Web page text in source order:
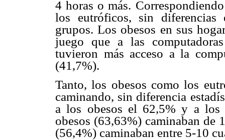
4 horas o más.
los eutróficos, sin diferencias
grupos. Los obesos en sus
juego que a las
tuvieron más acceso a la
(41,7%).
Tanto, los obesos como los
caminando, sin diferencia
a los obesos el 62,5% y a
obesos (63,63%) caminaban de
(56,4%) caminaban entre 5-10